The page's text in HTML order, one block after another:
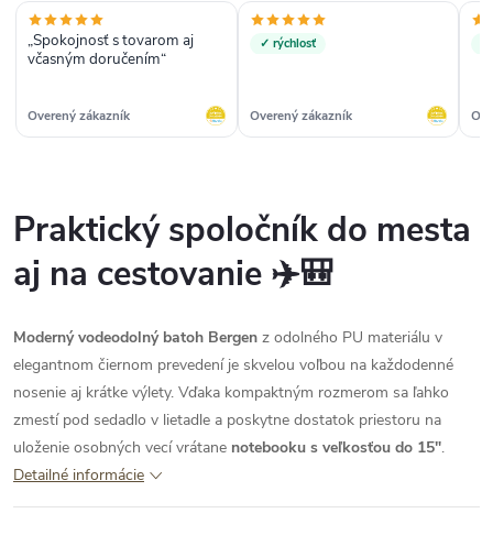
„Spokojnosť s tovarom aj
včasným doručením“
Overený zákazník
✓ rýchlosť
Overený zákazník
Praktický spoločník do mesta
aj na cestovanie ✈️🎒
Moderný vodeodolný batoh Bergen z odolného PU materiálu v
elegantnom čiernom prevedení je skvelou voľbou na každodenné
nosenie aj krátke výlety. Vďaka kompaktným rozmerom sa ľahko
zmestí pod sedadlo v lietadle a poskytne dostatok priestoru na
uloženie osobných vecí vrátane notebooku s veľkosťou do 15".
Detailné informácie